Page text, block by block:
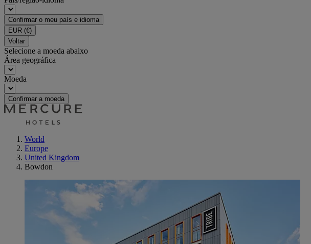
Confirmar o meu país e idioma
EUR (€)
Voltar
Selecione a moeda abaixo
Área geográfica
Moeda
Confirmar a moeda
World
Europe
United Kingdom
Bowdon